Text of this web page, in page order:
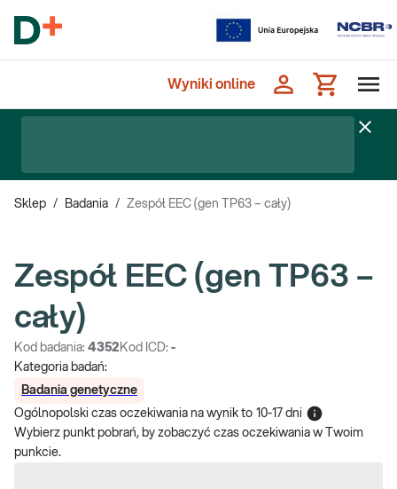
Wyniki online
Sklep / Badania / Zespół EEC (gen TP63 – cały)
Zespół EEC (gen TP63 –
cały)
Kod badania: 4352 Kod ICD: -
Kategoria badań:
Badania genetyczne
Ogólnopolski czas oczekiwania na wynik to 10-17 dni
Wybierz punkt pobrań, by zobaczyć czas oczekiwania w Twoim
punkcie.